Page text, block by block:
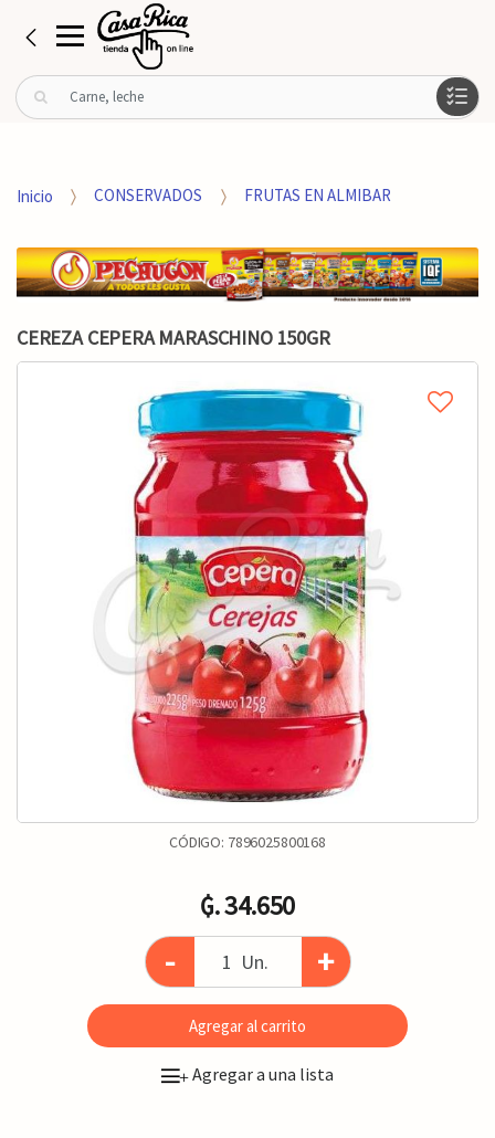
B
u
r
o
r
:
Inicio CONSERVADOS FRUTAS EN ALMIBAR
CEREZA CEPERA MARASCHINO 150GR
CÓDIGO: 7896025800168
₲. 34.650
- Un. +
Agregar al carrito
+Agregar a una lista